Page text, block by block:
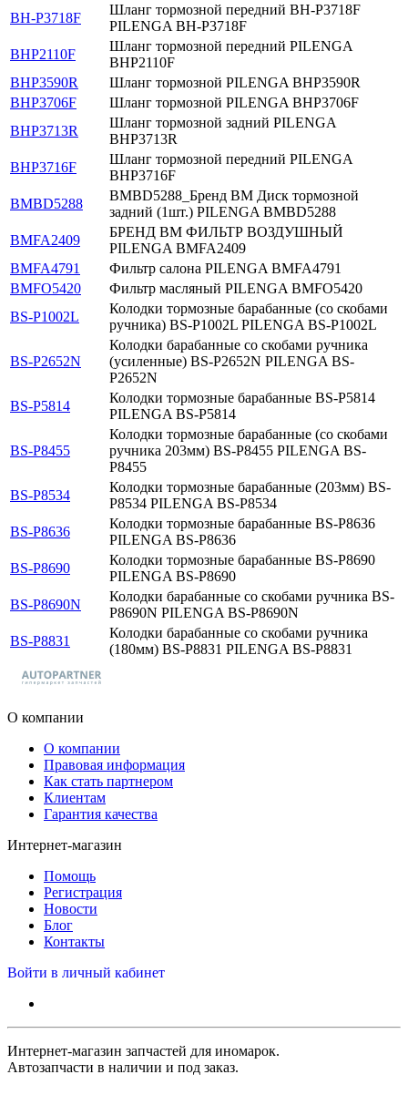
BH-P3718F
Шланг тормозной передний BH-P3718F
PILENGA BH-P3718F
BHP2110F
Шланг тормозной передний PILENGA
BHP2110F
BHP3590R
Шланг тормозной PILENGA BHP3590R
BHP3706F
Шланг тормозной PILENGA BHP3706F
BHP3713R
Шланг тормозной задний PILENGA
BHP3713R
BHP3716F
Шланг тормозной передний PILENGA
BHP3716F
BMBD5288
BMBD5288_Бренд BM Диск тормозной
задний (1шт.) PILENGA BMBD5288
BMFA2409
БРЕНД BM ФИЛЬТР ВОЗДУШНЫЙ
PILENGA BMFA2409
BMFA4791
Фильтр салона PILENGA BMFA4791
BMFO5420
Фильтр масляный PILENGA BMFO5420
BS-P1002L
Колодки тормозные барабанные (со скобами
ручника) BS-P1002L PILENGA BS-P1002L
BS-P2652N
Колодки барабанные со скобами ручника
(усиленные) BS-P2652N PILENGA BS-
P2652N
BS-P5814
Колодки тормозные барабанные BS-P5814
PILENGA BS-P5814
BS-P8455
Колодки тормозные барабанные (со скобами
ручника 203мм) BS-P8455 PILENGA BS-
P8455
BS-P8534
Колодки тормозные барабанные (203мм) BS-
P8534 PILENGA BS-P8534
BS-P8636
Колодки тормозные барабанные BS-P8636
PILENGA BS-P8636
BS-P8690
Колодки тормозные барабанные BS-P8690
PILENGA BS-P8690
BS-P8690N
Колодки барабанные со скобами ручника BS-
P8690N PILENGA BS-P8690N
BS-P8831
Колодки барабанные со скобами ручника
(180мм) BS-P8831 PILENGA BS-P8831
О компании
О компании
Правовая информация
Как стать партнером
Клиентам
Гарантия качества
Интернет-магазин
Помощь
Регистрация
Новости
Блог
Контакты
Войти в личный кабинет
Интернет-магазин запчастей для иномарок.
Автозапчасти в наличии и под заказ.